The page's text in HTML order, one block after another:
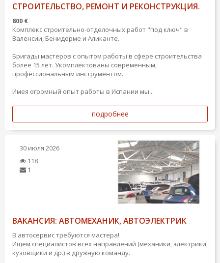
СТРОИТЕЛЬСТВО, РЕМОНТ И РЕКОНСТРУКЦИЯ.
800 €
Комплекс строительно-отделочных работ "под ключ" в
Валенсии, Бенидорме и Аликанте.
Бригады мастеров с опытом работы в сфере строительства
более 15 лет. Укомплектованы современным,
профессиональным инструментом.
Имея огромный опыт работы в Испании мы...
подробнее
30 июля 2026
118
1
ВАКАНСИЯ: АВТОМЕХАНИК, АВТОЭЛЕКТРИК
В автосервис требуются мастера!
Ищем специалистов всех направлений (механики, электрики,
кузовщики и др.) в дружную команду.